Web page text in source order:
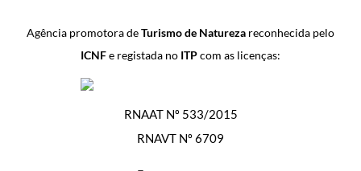
Agência promotora deTurismo de Natureza reconhecida pelo
ICNFe registada no ITPcom as licenças:
RNAAT Nº 533/2015
RNAVT Nº 6709